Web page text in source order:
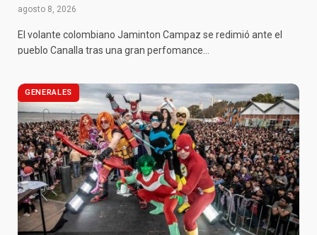
agosto 8, 2026
El volante colombiano Jaminton Campaz se redimió ante el
pueblo Canalla tras una gran perfomance…
GENERALES